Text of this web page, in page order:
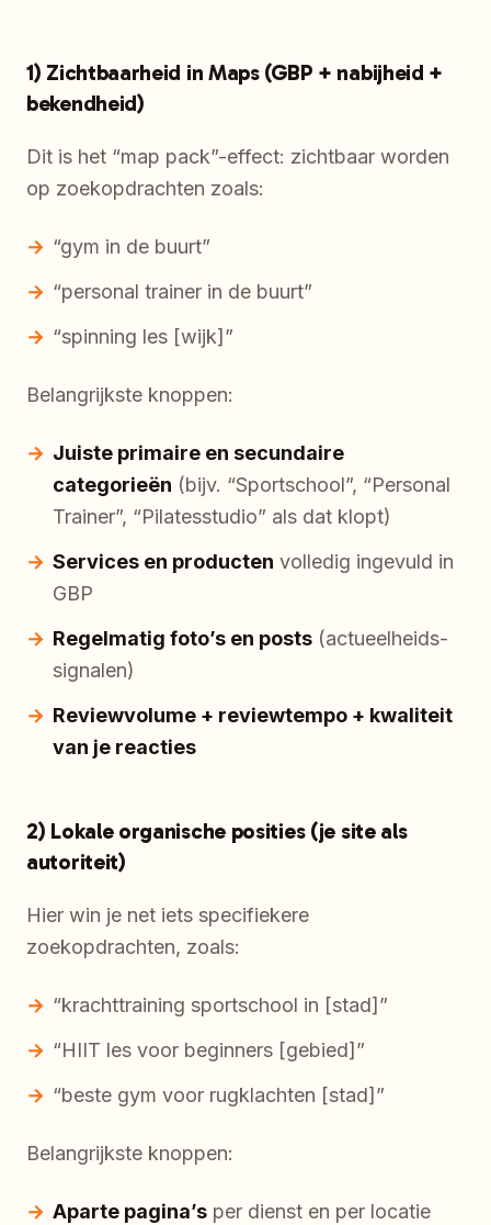
1) Zichtbaarheid in Maps (GBP + nabijheid +
bekendheid)
Dit is het “map pack”-effect: zichtbaar worden
op zoekopdrachten zoals:
“gym in de buurt”
“personal trainer in de buurt”
“spinning les [wijk]”
Belangrijkste knoppen:
Juiste primaire en secundaire
categorieën (bijv. “Sportschool”, “Personal
Trainer”, “Pilatesstudio” als dat klopt)
Services en producten volledig ingevuld in
GBP
Regelmatig foto’s en posts (actueelheids-
signalen)
Reviewvolume + reviewtempo + kwaliteit
van je reacties
2) Lokale organische posities (je site als
autoriteit)
Hier win je net iets specifiekere
zoekopdrachten, zoals:
“krachttraining sportschool in [stad]”
“HIIT les voor beginners [gebied]”
“beste gym voor rugklachten [stad]”
Belangrijkste knoppen:
Aparte pagina’s per dienst en per locatie